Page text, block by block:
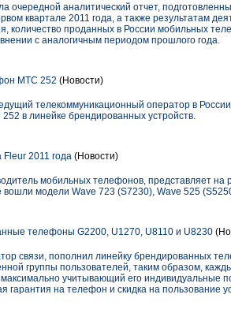
аналитический отчет,
квартале 2011 года, а также результатам
количество проданных в России мобильных
с аналогичным периодом прошлого года.
МТС 252 (Новости)
телекоммуникационный оператор в
в линейке брендированных устройств.
2011 года (Новости)
мобильных телефонов, представляет на
модели Wave 723 (S7230), Wave 525
телефоны G2200, U1270, U8110 и U8230
связи, пополнил линейку брендированных
группы пользователей, таким образом,
учитывающий его индивидуальные
гарантия на телефон и скидка на пользование